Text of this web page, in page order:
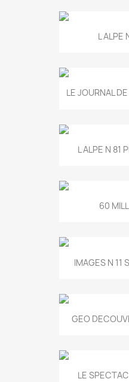
L ALPE
LE JOURNAL
L ALPE N 81
60
IMAGES N 11
GEO
LE